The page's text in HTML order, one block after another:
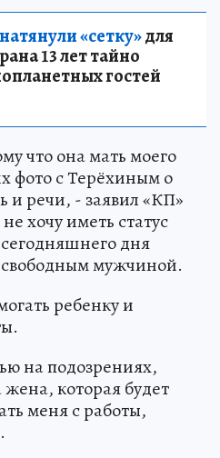
«сетку»для
13 лет тайно
гостей
что она мать моего
фото с Терёхиным о
и речи, - заявил «КП»
хочу иметь статус
дня
мужчиной.
ребенку и
на подозрениях,
которая будет
меня с работы,